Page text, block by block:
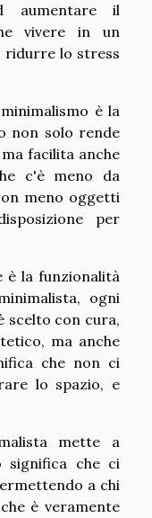
aumentare il
vivere in un
ridurre lo stress
è la
non solo rende
facilita anche
c'è meno da
meno oggetti
per
la funzionalità
ogni
scelto con cura,
ma anche
che non ci
lo spazio, e
mette a
significa che ci
a chi
è veramente